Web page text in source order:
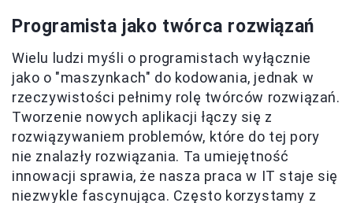
Programista jako twórca rozwiązań
Wielu ludzi myśli o programistach wyłącznie
jako o "maszynkach" do kodowania, jednak w
rzeczywistości pełnimy rolę twórców rozwiązań.
Tworzenie nowych aplikacji łączy się z
rozwiązywaniem problemów, które do tej pory
nie znalazły rozwiązania. Ta umiejętność
innowacji sprawia, że nasza praca w IT staje się
niezwykle fascynująca. Często korzystamy z